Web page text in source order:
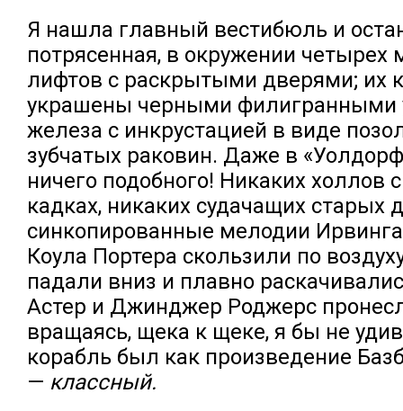
Я нашла главный вестибюль и
потрясенная, в окружении четырех
лифтов с раскрытыми дверями; их
украшены черными филигранными
железа с инкрустацией в виде
зубчатых раковин. Даже в
ничего подобного! Никаких холлов
кадках, никаких судачащих старых
синкопированные мелодии
Коула Портера скользили по
падали вниз и плавно
Астер и Джинджер Роджерс
вращаясь, щека к щеке, я бы не
корабль был как произведение
— классный.